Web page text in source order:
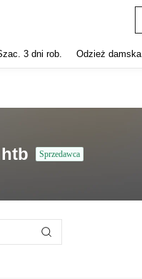
3 dni rob. Odzież damska
Sprzedawca